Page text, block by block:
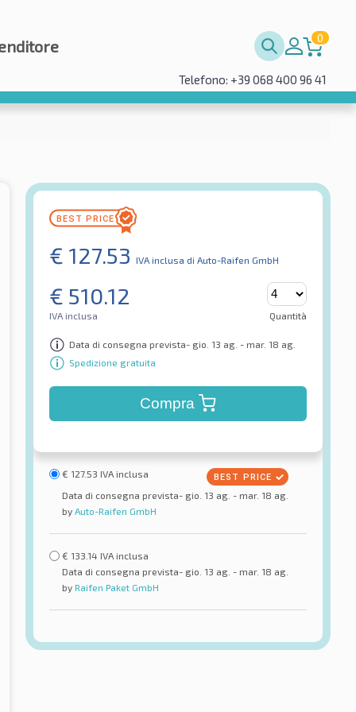
0
Telefono: +39 068 400 96 41
€ 127.53 IVA inclusa di Auto-Raifen GmbH
€ 510.12
IVA inclusa Quantità
Data di consegna prevista- gio. 13 ag. - mar. 18 ag.
Spedizione gratuita
Compra
€ 127.53 IVA inclusa
Data di consegna prevista- gio. 13 ag. - mar. 18 ag.
by Auto-Raifen GmbH
€ 133.14 IVA inclusa
Data di consegna prevista- gio. 13 ag. - mar. 18 ag.
by Raifen Paket GmbH